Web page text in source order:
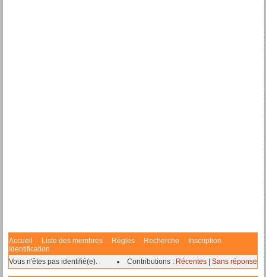
Accueil Liste des membres Règles Recherche
Inscription
Identification
Vous n'êtes pas identifié(e).
Contributions : Récentes Sans réponse